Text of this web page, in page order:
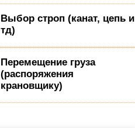
Выбор строп (канат, цепь и
тд)
Перемещение груза
(распоряжения
крановщику)